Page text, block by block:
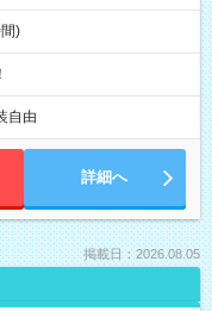
)
自由
詳細へ
掲載日：2026.08.05